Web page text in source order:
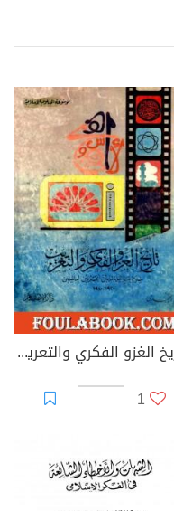
تاريخ الغزو الفكري والتعريب خلال ما بين الحربين العالميتين 1920-1940
1